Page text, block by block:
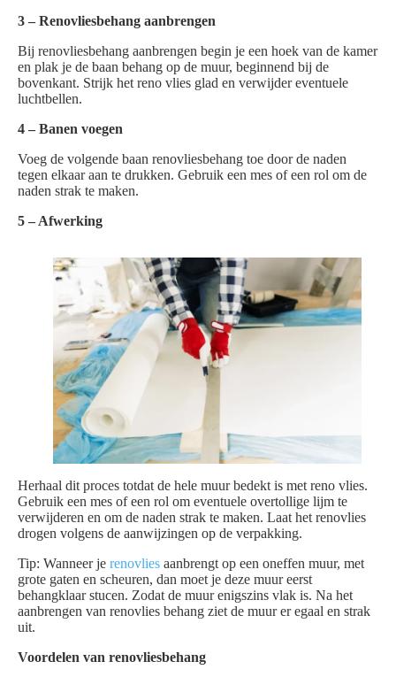
3 – Renovliesbehang aanbrengen
Bij renovliesbehang aanbrengen begin je een hoek van de kamer
en plak je de baan behang op de muur, beginnend bij de
bovenkant. Strijk het reno vlies glad en verwijder eventuele
luchtbellen.
4 – Banen voegen
Voeg de volgende baan renovliesbehang toe door de naden
tegen elkaar aan te drukken. Gebruik een mes of een rol om de
naden strak te maken.
5 – Afwerking
Herhaal dit proces totdat de hele muur bedekt is met reno vlies.
Gebruik een mes of een rol om eventuele overtollige lijm te
verwijderen en om de naden strak te maken. Laat het renovlies
drogen volgens de aanwijzingen op de verpakking.
Tip: Wanneer je renovlies aanbrengt op een oneffen muur, met
grote gaten en scheuren, dan moet je deze muur eerst
behangklaar stucen. Zodat de muur enigszins vlak is. Na het
aanbrengen van renovlies behang ziet de muur er egaal en strak
uit.
Voordelen van renovliesbehang